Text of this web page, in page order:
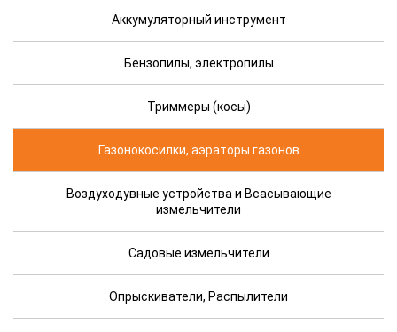
Аккумуляторный инструмент
Бензопилы, электропилы
Триммеры (косы)
Газонокосилки, аэраторы газонов
Воздуходувные устройства и Всасывающие
измельчители
Садовые измельчители
Опрыскиватели, Распылители